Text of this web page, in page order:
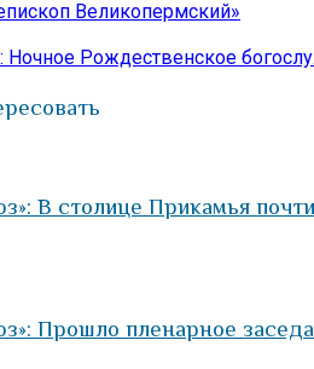
Великопермский»
Рождественское
В столице Прикамья
Прошло пленарное